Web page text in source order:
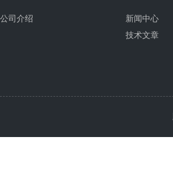
公司介绍
新闻中心
技术文章